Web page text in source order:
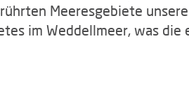
Meeresgebiete
im Weddellmeer, was die